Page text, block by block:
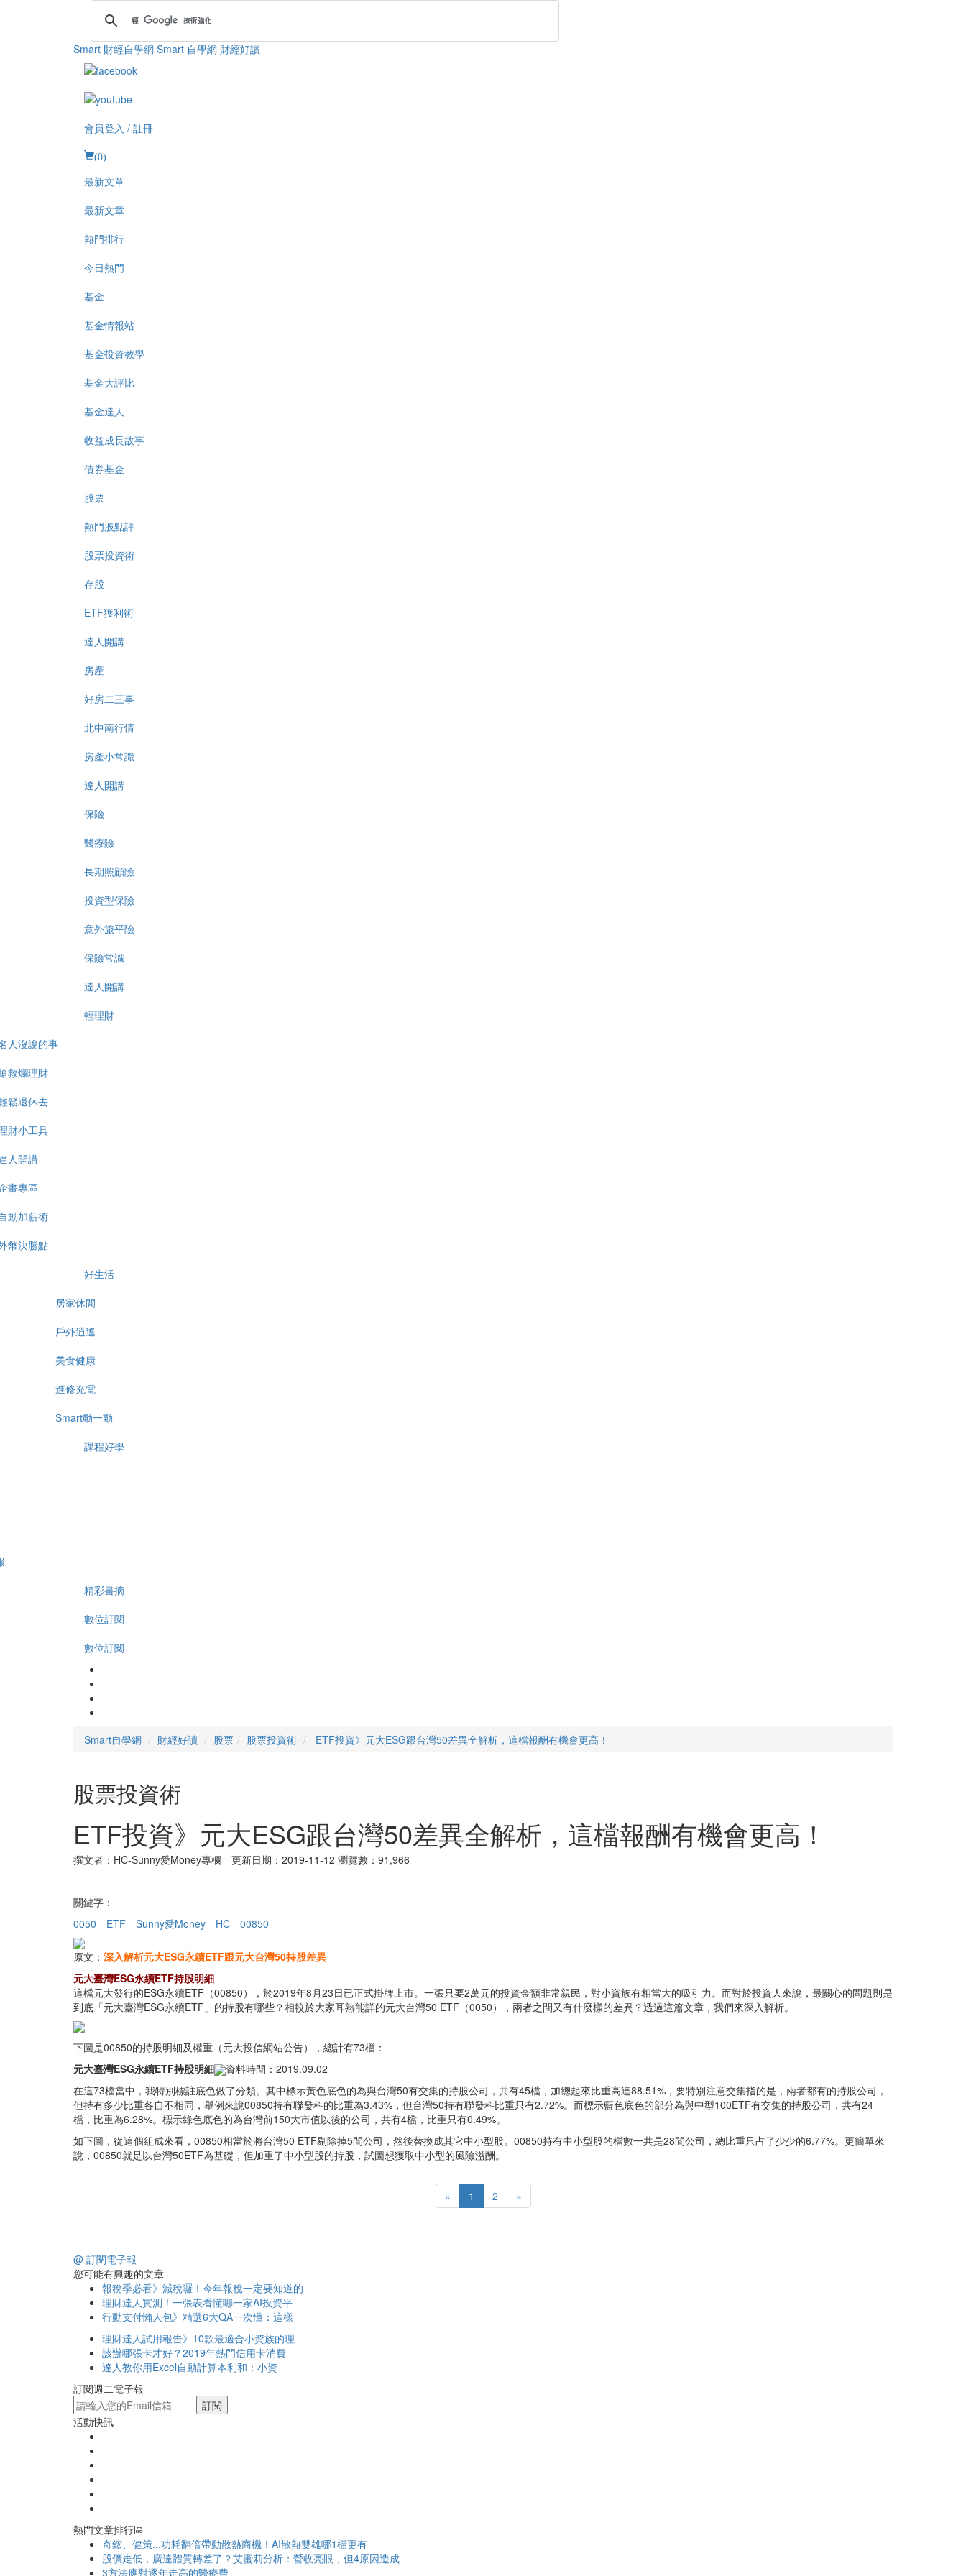
Smart 財經自學網 Smart 自學網 財經好讀
會員登入 / 註冊
(0)
最新文章
最新文章
熱門排行
今日熱門
基金
基金情報站
基金投資教學
基金大評比
基金達人
收益成長故事
債券基金
股票
熱門股點評
股票投資術
存股
ETF獲利術
達人開講
房產
好房二三事
北中南行情
房產小常識
達人開講
保險
醫療險
長期照顧險
投資型保險
意外旅平險
保險常識
達人開講
輕理財
人沒說的事
救爛理財
鬆退休去
財小工具
人開講
畫專區
動加薪術
幣決勝點
好生活
居家休閒
戶外逍遙
美食健康
進修充電
Smart動一動
課程好學
精彩書摘
數位訂閱
數位訂閱
Smart自學網 財經好讀 股票 股票投資術 ETF投資》元大ESG跟台灣50差異全解析，這檔報酬有機會更高！
股票投資術
ETF投資》元大ESG跟台灣50差異全解析，這檔報酬有機會更高！
撰文者：HC-Sunny愛Money專欄 更新日期：2019-11-12 瀏覽數：91,966
關鍵字：
0050
ETF Sunny愛Money HC 00850
原文： 深入解析元大ESG永續ETF跟元大台灣50持股差異
元大臺灣ESG永續ETF持股明細
這檔元大發行的ESG永續ETF（00850），於2019年8月23日已正式掛牌上市。一張只要2萬元的投資金額非常親民，對小資族有相當大的吸引力。而對於投資人來說，最關心的問題則是
到底「元大臺灣ESG永續ETF」的持股有哪些？相較於大家耳熟能詳的元大台灣50 ETF（0050），兩者之間又有什麼樣的差異？透過這篇文章，我們來深入解析。
下圖是00850的持股明細及權重（元大投信網站公告），總計有73檔：
元大臺灣ESG永續ETF持股明細
資料時間：2019.09.02
在這73檔當中，我特別標註底色做了分類。其中標示黃色底色的為與台灣50有交集的持股公司，共有45檔，加總起來比重高達88.51%，要特別注意交集指的是，兩者都有的持股公司，
但持有多少比重各自不相同，舉例來說00850持有聯發科的比重為3.43%，但台灣50持有聯發科比重只有2.72%。而標示藍色底色的部分為與中型100ETF有交集的持股公司，共有24
檔，比重為6.28%。標示綠色底色的為台灣前150大市值以後的公司，共有4檔，比重只有0.49%。
如下圖，從這個組成來看，00850相當於將台灣50 ETF剔除掉5間公司，然後替換成其它中小型股。00850持有中小型股的檔數一共是28間公司，總比重只占了少少的6.77%。更簡單來
說，00850就是以台灣50ETF為基礎，但加重了中小型股的持股，試圖想獲取中小型的風險溢酬。
« 1 2 »
@ 訂閱電子報
您可能有興趣的文章
報稅季必看》減稅囉！今年報稅一定要知道的
理財達人實測！一張表看懂哪一家AI投資平
行動支付懶人包》精選6大QA一次懂：這樣
理財達人試用報告》10款最適合小資族的理
該辦哪張卡才好？2019年熱門信用卡消費
達人教你用Excel自動計算本利和：小資
訂閱週二電子報
訂閱
活動快訊
熱門文章排行區
奇鋐、健策...功耗翻倍帶動散熱商機！AI散熱雙雄哪1檔更有
股價走低，廣達體質轉差了？艾蜜莉分析：營收亮眼，但4原因造成
3方法應對逐年走高的醫療費